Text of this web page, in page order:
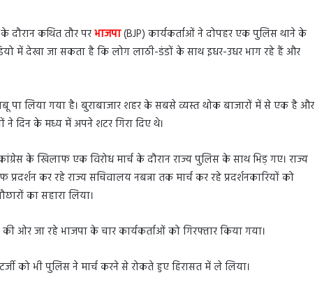
दौरान कथित तौर परभाजपा(BJP) कार्यकर्ताओं ने दोपहर एक पुलिस थाने के
में देखा जा सकता है कि लोग लाठी-डंडों के साथ इधर-उधर भाग रहे हैं और
लिया गया है। बुराबाजार शहर के सबसे व्यस्त थोक बाजारों में से एक है और
दिन के मध्य में अपने शटर गिरा दिए थे।
के खिलाफ एक विरोध मार्च के दौरान राज्य पुलिस के साथ भिड़ गए। राज्य
कर रहे राज्य सचिवालय नबन्ना तक मार्च कर रहे प्रदर्शनकारियों को
का सहारा लिया।
ओर जा रहे भाजपा के चार कार्यकर्ताओं को गिरफ्तार किया गया।
को भी पुलिस ने मार्च करने से रोकते हुए हिरासत में ले लिया।